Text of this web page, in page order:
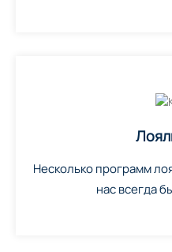
Несколько программ
нас всегда